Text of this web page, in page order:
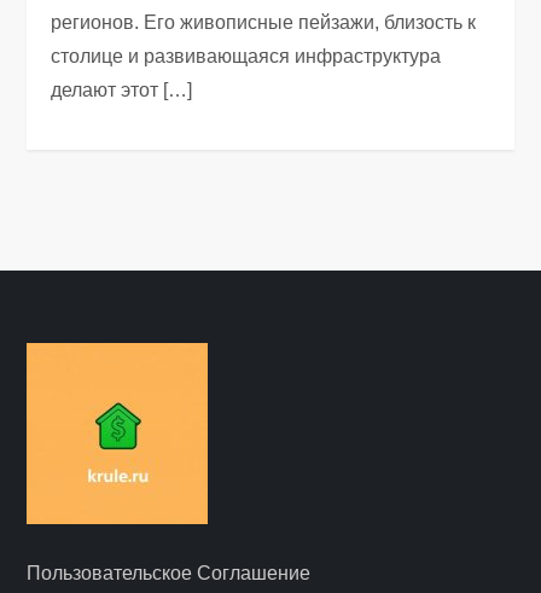
регионов. Его живописные пейзажи, близость к
столице и развивающаяся инфраструктура
делают этот […]
Пользовательское Соглашение